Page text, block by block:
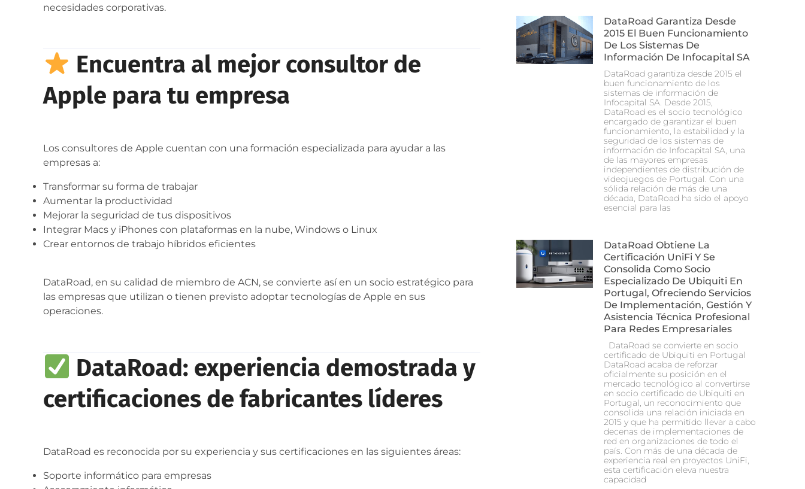
necesidades corporativas.
Encuentra al mejor consultor de
Apple para tu empresa
Los consultores de Apple cuentan con una formación especializada para ayudar a las
empresas a:
Transformar su forma de trabajar
Aumentar la productividad
Mejorar la seguridad de tus dispositivos
Integrar Macs y iPhones con plataformas en la nube, Windows o Linux
Crear entornos de trabajo híbridos eficientes
DataRoad, en su calidad de miembro de ACN, se convierte así en un socio estratégico para
las empresas que utilizan o tienen previsto adoptar tecnologías de Apple en sus
operaciones.
DataRoad: experiencia demostrada y
certificaciones de fabricantes líderes
DataRoad es reconocida por su experiencia y sus certificaciones en las siguientes áreas:
Soporte informático para empresas
DataRoad Garantiza Desde
2015 El Buen Funcionamiento
De Los Sistemas De
Información De Infocapital SA
DataRoad garantiza desde 2015 el
buen funcionamiento de los
sistemas de información de
Infocapital SA. Desde 2015,
DataRoad es el socio tecnológico
encargado de garantizar el buen
funcionamiento, la estabilidad y la
seguridad de los sistemas de
información de Infocapital SA, una
de las mayores empresas
independientes de distribución de
videojuegos de Portugal. Con una
sólida relación de más de una
década, DataRoad ha sido el apoyo
esencial para las
DataRoad Obtiene La
Certificación UniFi Y Se
Consolida Como Socio
Especializado De Ubiquiti En
Portugal, Ofreciendo Servicios
De Implementación, Gestión Y
Asistencia Técnica Profesional
Para Redes Empresariales
DataRoad se convierte en socio
certificado de Ubiquiti en Portugal
DataRoad acaba de reforzar
oficialmente su posición en el
mercado tecnológico al convertirse
en socio certificado de Ubiquiti en
Portugal, un reconocimiento que
consolida una relación iniciada en
2015 y que ha permitido llevar a cabo
decenas de implementaciones de
red en organizaciones de todo el
país. Con más de una década de
experiencia real en proyectos UniFi,
esta certificación eleva nuestra
capacidad